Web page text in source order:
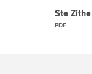
Ste
PDF